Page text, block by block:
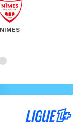
NIMES